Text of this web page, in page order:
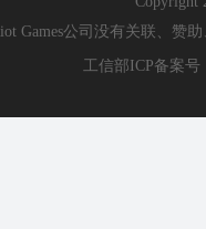
Games公司没有关联、赞
工信部ICP备案号